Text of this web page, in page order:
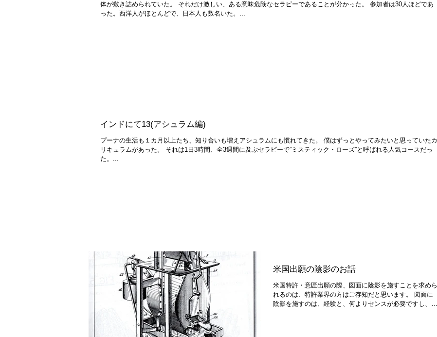
体が敷き詰められていた。 それだけ激しい、ある意味危険なセラピーであることが分かった。 参加者は30人ほどであ
った。西洋人がほとんどで、日本人も数名いた。...
インドにて13(アシュラム編)
プーナの生活も１カ月以上たち、知り合いも増えアシュラムにも慣れてきた。 僕はずっとやってみたいと思っていたカ
リキュラムがあった。 それは1日3時間、全3週間に及ぶセラピーで”ミスティック・ローズ”と呼ばれる人気コースだっ
た。...
米国出願の陰影のお話
米国特許・意匠出願の際、図面に陰影を施すことを求めら
れるのは、特許業界の方はご存知だと思います。 図面に
陰影を施すのは、経験と、何よりセンスが必要ですし、複